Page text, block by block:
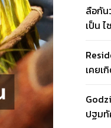
ลือกัน
เป็น
เคยเ
ปฐม